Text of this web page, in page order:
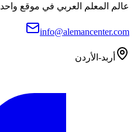
عالم المعلم العربي في موقع واحد
info@alemancenter.com
أربد-الأردن